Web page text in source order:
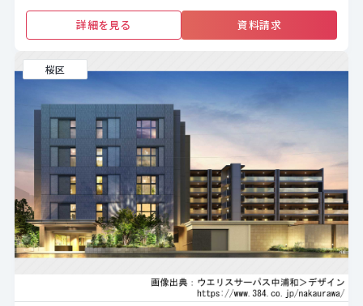
詳細を見る 資料請求
桜区